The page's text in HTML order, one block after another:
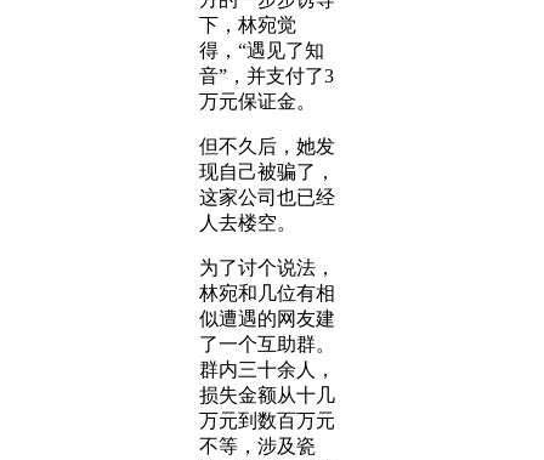
下，林宛觉
得，“遇见了知
音”，并支付了3
万元保证金。
但不久后，她发
现自己被骗了，
这家公司也已经
人去楼空。
为了讨个说法，
林宛和几位有相
似遭遇的网友建
了一个互助群。
群内三十余人，
损失金额从十几
万元到数百万元
不等，涉及瓷